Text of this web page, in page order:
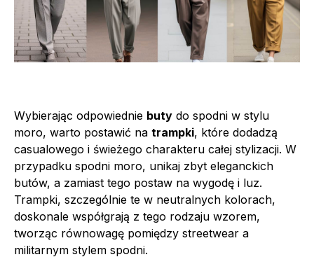
Wybierając odpowiednie buty do spodni w stylu
moro, warto postawić na trampki, które dodadzą
casualowego i świeżego charakteru całej stylizacji. W
przypadku spodni moro, unikaj zbyt eleganckich
butów, a zamiast tego postaw na wygodę i luz.
Trampki, szczególnie te w neutralnych kolorach,
doskonale współgrają z tego rodzaju wzorem,
tworząc równowagę pomiędzy streetwear a
militarnym stylem spodni.